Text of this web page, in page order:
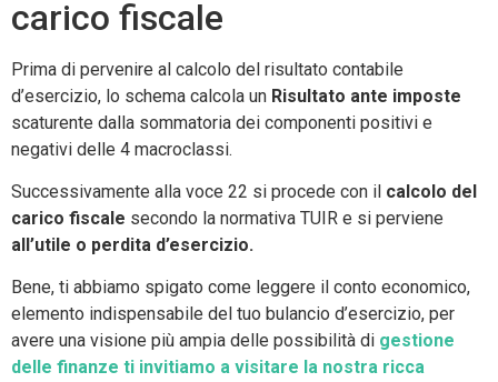
carico fiscale
Prima di pervenire al calcolo del risultato contabile
d’esercizio, lo schema calcola un Risultato ante imposte
scaturente dalla sommatoria dei componenti positivi e
negativi delle 4 macroclassi.
Successivamente alla voce 22 si procede con il calcolo del
carico fiscale secondo la normativa TUIR e si perviene
all’utile o perdita d’esercizio.
Bene, ti abbiamo spigato come leggere il conto economico,
elemento indispensabile del tuo bulancio d’esercizio, per
avere una visione più ampia delle possibilità di gestione
delle finanze ti invitiamo a visitare la nostra ricca